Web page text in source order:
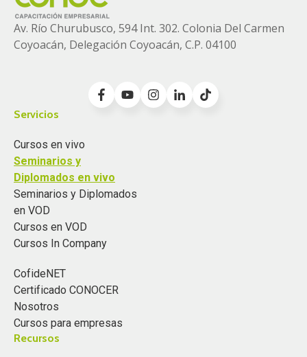
Av. Río Churubusco, 594 Int. 302. Colonia Del Carmen
Coyoacán, Delegación Coyoacán, C.P. 04100
Servicios
Cursos en vivo
Seminarios y
Diplomados en vivo
Seminarios y Diplomados
en VOD
Cursos en VOD
Cursos In Company
CofideNET
Certificado CONOCER
Nosotros
Cursos para empresas
Recursos